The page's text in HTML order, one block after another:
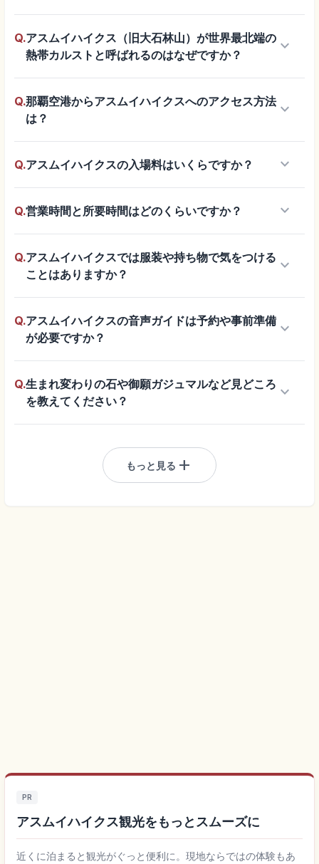
Q.アスムイハイクス（旧大石林山）が世界最北端の
熱帯カルストと呼ばれるのはなぜですか？
keyboard_arrow_down
Q.那覇空港からアスムイハイクスへのアクセス方法
は？
keyboard_arrow_down
Q.アスムイハイクスの入場料はいくらですか？ keyboard_arrow_down
Q.営業時間と所要時間はどのくらいですか？ keyboard_arrow_down
Q.アスムイハイクスでは服装や持ち物で気をつける
ことはありますか？
keyboard_arrow_down
Q.アスムイハイクスの音声ガイドは予約や事前準備
が必要ですか？
keyboard_arrow_down
Q.生まれ変わりの石や御願ガジュマルなど見どころ
を教えてください？
keyboard_arrow_down
もっと見る add
PR
アスムイハイクス観光をもっとスムーズに
近くに泊まると観光がぐっと便利に。現地ならではの体験もあ